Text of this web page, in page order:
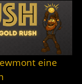
eine